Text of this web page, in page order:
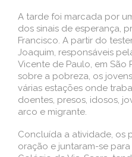
A tarde foi marcada por
dos sinais de esperança,
Francisco. A partir do
Joaquim, responsáveis
Vicente de Paulo, em São
sobre a pobreza, os
várias estações onde
doentes, presos, idosos,
arco e migrante.
Concluída a atividade, os
oração e juntaram-se